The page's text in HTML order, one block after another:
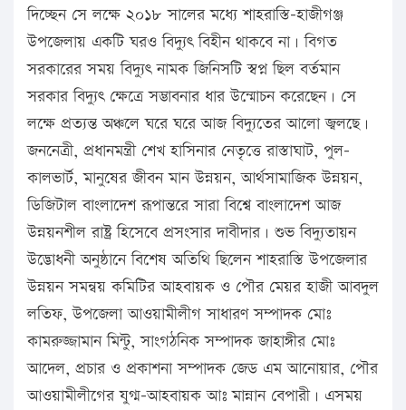
দিচ্ছেন সে লক্ষে ২০১৮ সালের মধ্যে শাহরাস্তি-হাজীগঞ্জ
উপজেলায় একটি ঘরও বিদ্যুৎ বিহীন থাকবে না। বিগত
সরকারের সময় বিদ্যুৎ নামক জিনিসটি স্বপ্ন ছিল বর্তমান
সরকার বিদ্যুৎ ক্ষেত্রে সম্ভাবনার ধার উন্মোচন করেছেন। সে
লক্ষে প্রত্যন্ত অঞ্চলে ঘরে ঘরে আজ বিদ্যুতের আলো জ্বলছে।
জননেত্রী, প্রধানমন্ত্রী শেখ হাসিনার নেতৃত্তে রাস্তাঘাট, পুল-
কালভার্ট, মানুষের জীবন মান উন্নয়ন, আর্থসামাজিক উন্নয়ন,
ডিজিটাল বাংলাদেশ রূপান্তরে সারা বিশ্বে বাংলাদেশ আজ
উন্নয়নশীল রাষ্ট্র হিসেবে প্রসংসার দাবীদার। শুভ বিদ্যুতায়ন
উদ্ভোধনী অনুষ্ঠানে বিশেষ অতিথি ছিলেন শাহরাস্তি উপজেলার
উন্নয়ন সমন্বয় কমিটির আহবায়ক ও পৌর মেয়র হাজী আবদুল
লতিফ, উপজেলা আওয়ামীলীগ সাধারণ সম্পাদক মোঃ
কামরুজ্জামান মিন্টু, সাংগঠনিক সম্পাদক জাহাঙ্গীর মোঃ
আদেল, প্রচার ও প্রকাশনা সম্পাদক জেড এম আনোয়ার, পৌর
আওয়ামীলীগের যুগ্ম-আহবায়ক আঃ মান্নান বেপারী। এসময়